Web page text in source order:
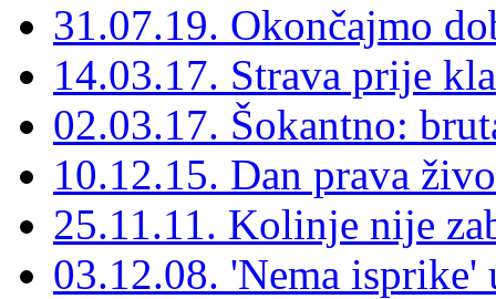
31.07.19. Okončajmo
14.03.17. Strava prije
02.03.17. Šokantno:
10.12.15. Dan prava
25.11.11. Kolinje nije
03.12.08. 'Nema isprike'